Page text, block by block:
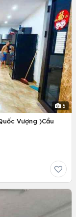
5
Vượng )Cầu